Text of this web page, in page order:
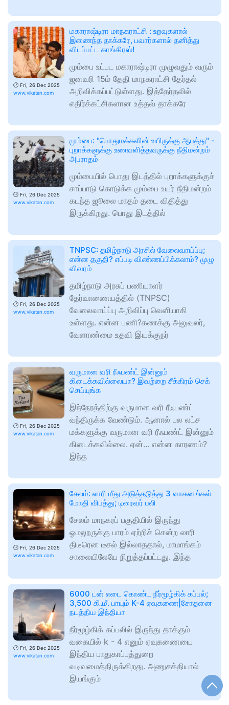
🕑 Fri, 26 Dec 2025
www.vikatan.com
மகாராஷ்டிரா மாநகராட்சி : உறவுகளால்
இணைந்த தாக்கரே, பவார்களால் தனித்து
விடப்பட்ட காங்கிரஸ்!
மும்பை உட்பட மகாராஷ்டிரா முழுவதும் வரும்
ஜனவரி 15ம் தேதி மாநகராட்சி தேர்தல்
அறிவிக்கப்பட்டுள்ளது. இத்தேர்தலில்
எதிர்க்கட்சிகளான உத்தவ் தாக்கரே
🕑 Fri, 26 Dec 2025
www.vikatan.com
மும்பை: "பொதுமக்களின் உயிருக்கு ஆபத்து" -
புறாக்களுக்கு உணவளித்தவருக்கு நீதிமன்றம்
அபராதம்
மும்பையில் பொது இடத்தில் புறாக்களுக்குச்
சாப்பாடு கொடுக்க மும்பை உயர் நீதிமன்றம்
கடந்த ஜூலை மாதம் தடை விதித்து
இருக்கிறது. பொது இடத்தில்
🕑 Fri, 26 Dec 2025
www.vikatan.com
TNPSC: தமிழ்நாடு அரசில் வேலைவாய்ப்பு;
என்ன தகுதி? எப்படி விண்ணப்பிக்கலாம்? முழு
விவரம்
தமிழ்நாடு அரசுப் பணியாளர்
தேர்வாணையத்தில் (TNPSC)
வேலைவாய்ப்பு அறிவிப்பு வெளியாகி
உள்ளது. என்ன பணி?கணக்கு அலுவலர்,
வேளாண்மை உதவி இயக்குநர்
🕑 Fri, 26 Dec 2025
www.vikatan.com
வருமான வரி ரீஃபண்ட் இன்னும்
கிடைக்கவில்லையா? இவற்றை சீக்கிரம் செக்
செய்யுங்க
இந்நேரத்திற்கு வருமான வரி ரீஃபண்ட்
வந்திருக்க வேண்டும். ஆனால் பல லட்ச
மக்களுக்கு வருமான வரி ரீஃபண்ட் இன்னும்
கிடைக்கவில்லை. ஏன்... என்ன காரணம்?
இந்த
🕑 Fri, 26 Dec 2025
www.vikatan.com
சேலம்: லாரி மீது அடுத்தடுத்து 3 வாகனங்கள்
மோதி விபத்து; டிரைவர் பலி
சேலம் மாநகரப் பகுதியில் இருந்து
ஓமலூருக்கு பாரம் ஏற்றிச் சென்ற லாரி
திடீரென டீசல் இல்லாததால், மாமாங்கம்
சாலையிலேயே நிறுத்தப்பட்டது. இந்த
🕑 Fri, 26 Dec 2025
www.vikatan.com
6000 டன் எடை கொண்ட நீர்மூழ்கிக் கப்பல்;
3,500 கி.மீ. பாயும் K-4 ஏவுகணை|சோதனை
நடத்திய இந்தியா
நீர்மூழ்கிக் கப்பலில் இருந்து தாக்கும்
வகையில் k - 4 எனும் ஏவுகணையை
இந்திய பாதுகாப்புத்துறை
வடிவமைத்திருக்கிறது. அணுசக்தியால்
இயங்கும்